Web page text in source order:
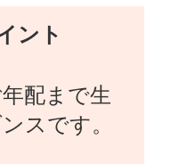
ント
配まで生
スです。